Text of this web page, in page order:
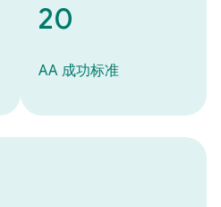
20
AA 成功标准